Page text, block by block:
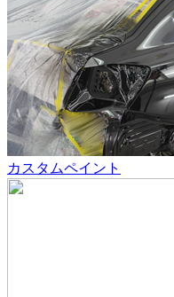
カスタムペイント